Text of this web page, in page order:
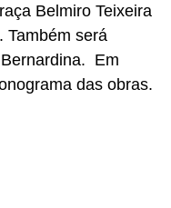
Belmiro Teixeira
Também será
Em
das obras.